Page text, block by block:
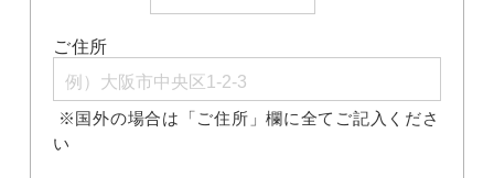
ご住所
※国外の場合は「ご住所」欄に全てご記入くださ
い